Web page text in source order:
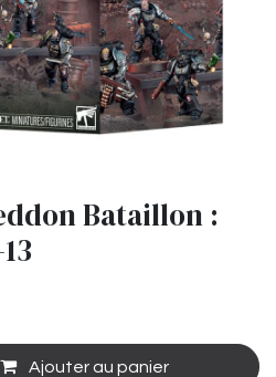
Bataillon :
Ajouter au panier